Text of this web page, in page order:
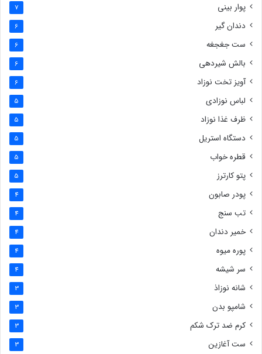
پوار بینی 7
دندان گیر 6
ست جغجغه 6
بالش شیردهی 6
آویز تخت نوزاد 6
لباس نوزادی 5
ظرف غذا نوزاد 5
دستگاه استریل 5
قطره خواب 5
پتو کارترز 5
پودر صابون 4
تب سنج 4
خمیر دندان 4
پوره میوه 4
سر شیشه 4
شانه نوزاذ 3
شامپو بدن 3
کرم ضد ترک شکم 3
ست آغازین 3